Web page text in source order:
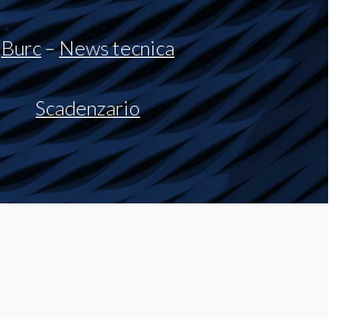
Burc–News tecnica
Scadenzario